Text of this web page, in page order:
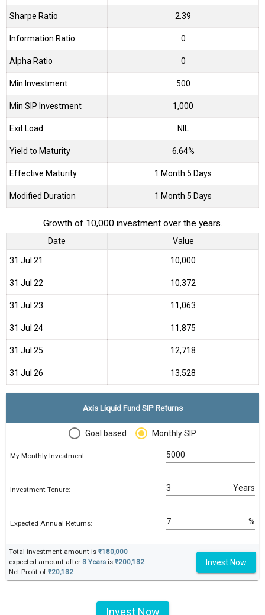
Sharpe Ratio 2.39
Information Ratio 0
Alpha Ratio 0
Min Investment 500
Min SIP Investment 1,000
Exit Load NIL
Yield to Maturity 6.64%
Effective Maturity 1 Month 5 Days
Modified Duration 1 Month 5 Days
Growth of 10,000 investment over the years.
Date Value
31 Jul 21 ₹10,000
31 Jul 22 ₹10,372
31 Jul 23 ₹11,063
31 Jul 24 ₹11,875
31 Jul 25 ₹12,718
31 Jul 26 ₹13,528
Axis Liquid Fund SIP Returns
Goal based Monthly SIP
My Monthly Investment:
Investment Tenure: Years
Expected Annual Returns: %
Total investment amount is ₹180,000
expected amount after 3 Years is ₹200,132.
Net Profit of ₹20,132
Invest Now
Invest Now